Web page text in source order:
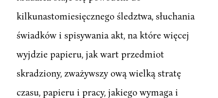
kilkunastomiesięcznego śledztwa, słuchania
świadków i spisywania akt, na które więcej
wyjdzie papieru, jak wart przedmiot
skradziony, zważywszy ową wielką stratę
czasu, papieru i pracy, jakiego wymaga i